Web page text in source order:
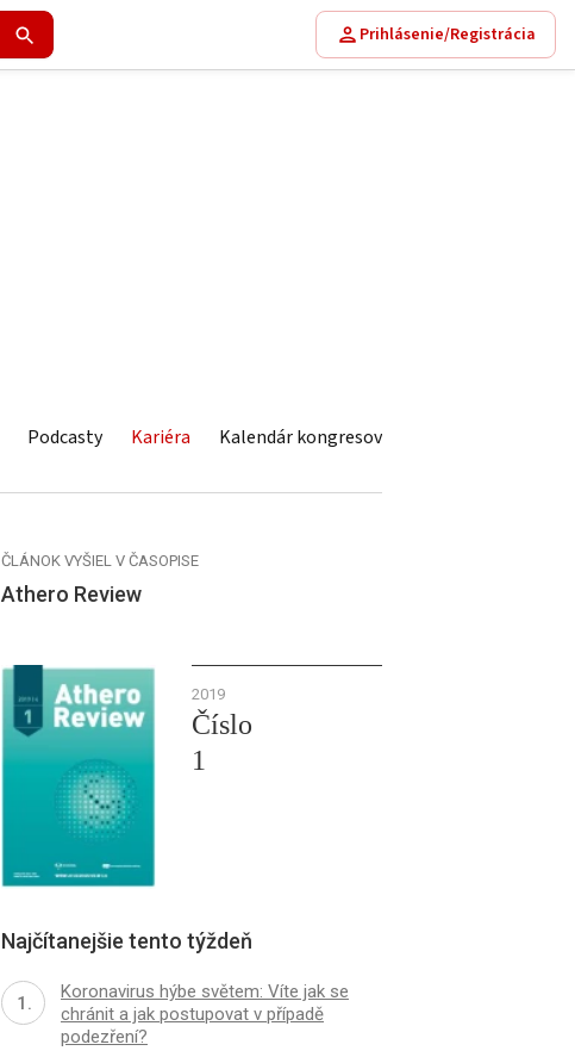
Prihlásenie/Registrácia
Podcasty Kariéra Kalendár kongresov
ČLÁNOK VYŠIEL V ČASOPISE
Athero Review
2019
Číslo
1
Najčítanejšie tento týždeň
Koronavirus hýbe světem: Víte jak se
chránit a jak postupovat v případě
podezření?